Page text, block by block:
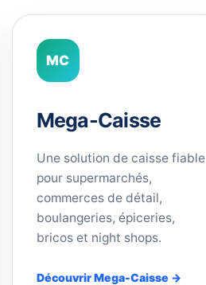
MC
Mega-Caisse
Une solution de caisse fiable
pour supermarchés,
commerces de détail,
boulangeries, épiceries,
bricos et night shops.
Découvrir Mega-Caisse →